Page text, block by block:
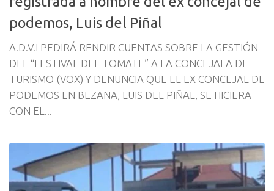
podemos, Luis del Piñal
A.D.V.I PEDIRÁ RENDIR CUENTAS SOBRE LA GESTIÓN
DEL “FESTIVAL DEL TOMATE” A LA CONCEJALA DE
TURISMO (VOX) Y DENUNCIA QUE EL EX CONCEJAL DE
PODEMOS EN BEZANA, LUIS DEL PIÑAL, SE HICIERA
CON EL...